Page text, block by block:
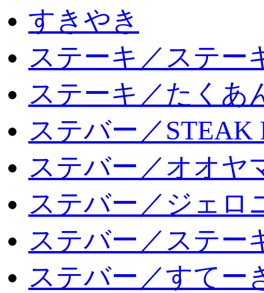
すきやき
ステーキ／ステー
ステーキ／たくあ
ステバー／STEAK
ステバー／オオヤ
ステバー／ジェロ
ステバー／ステー
ステバー／すてー